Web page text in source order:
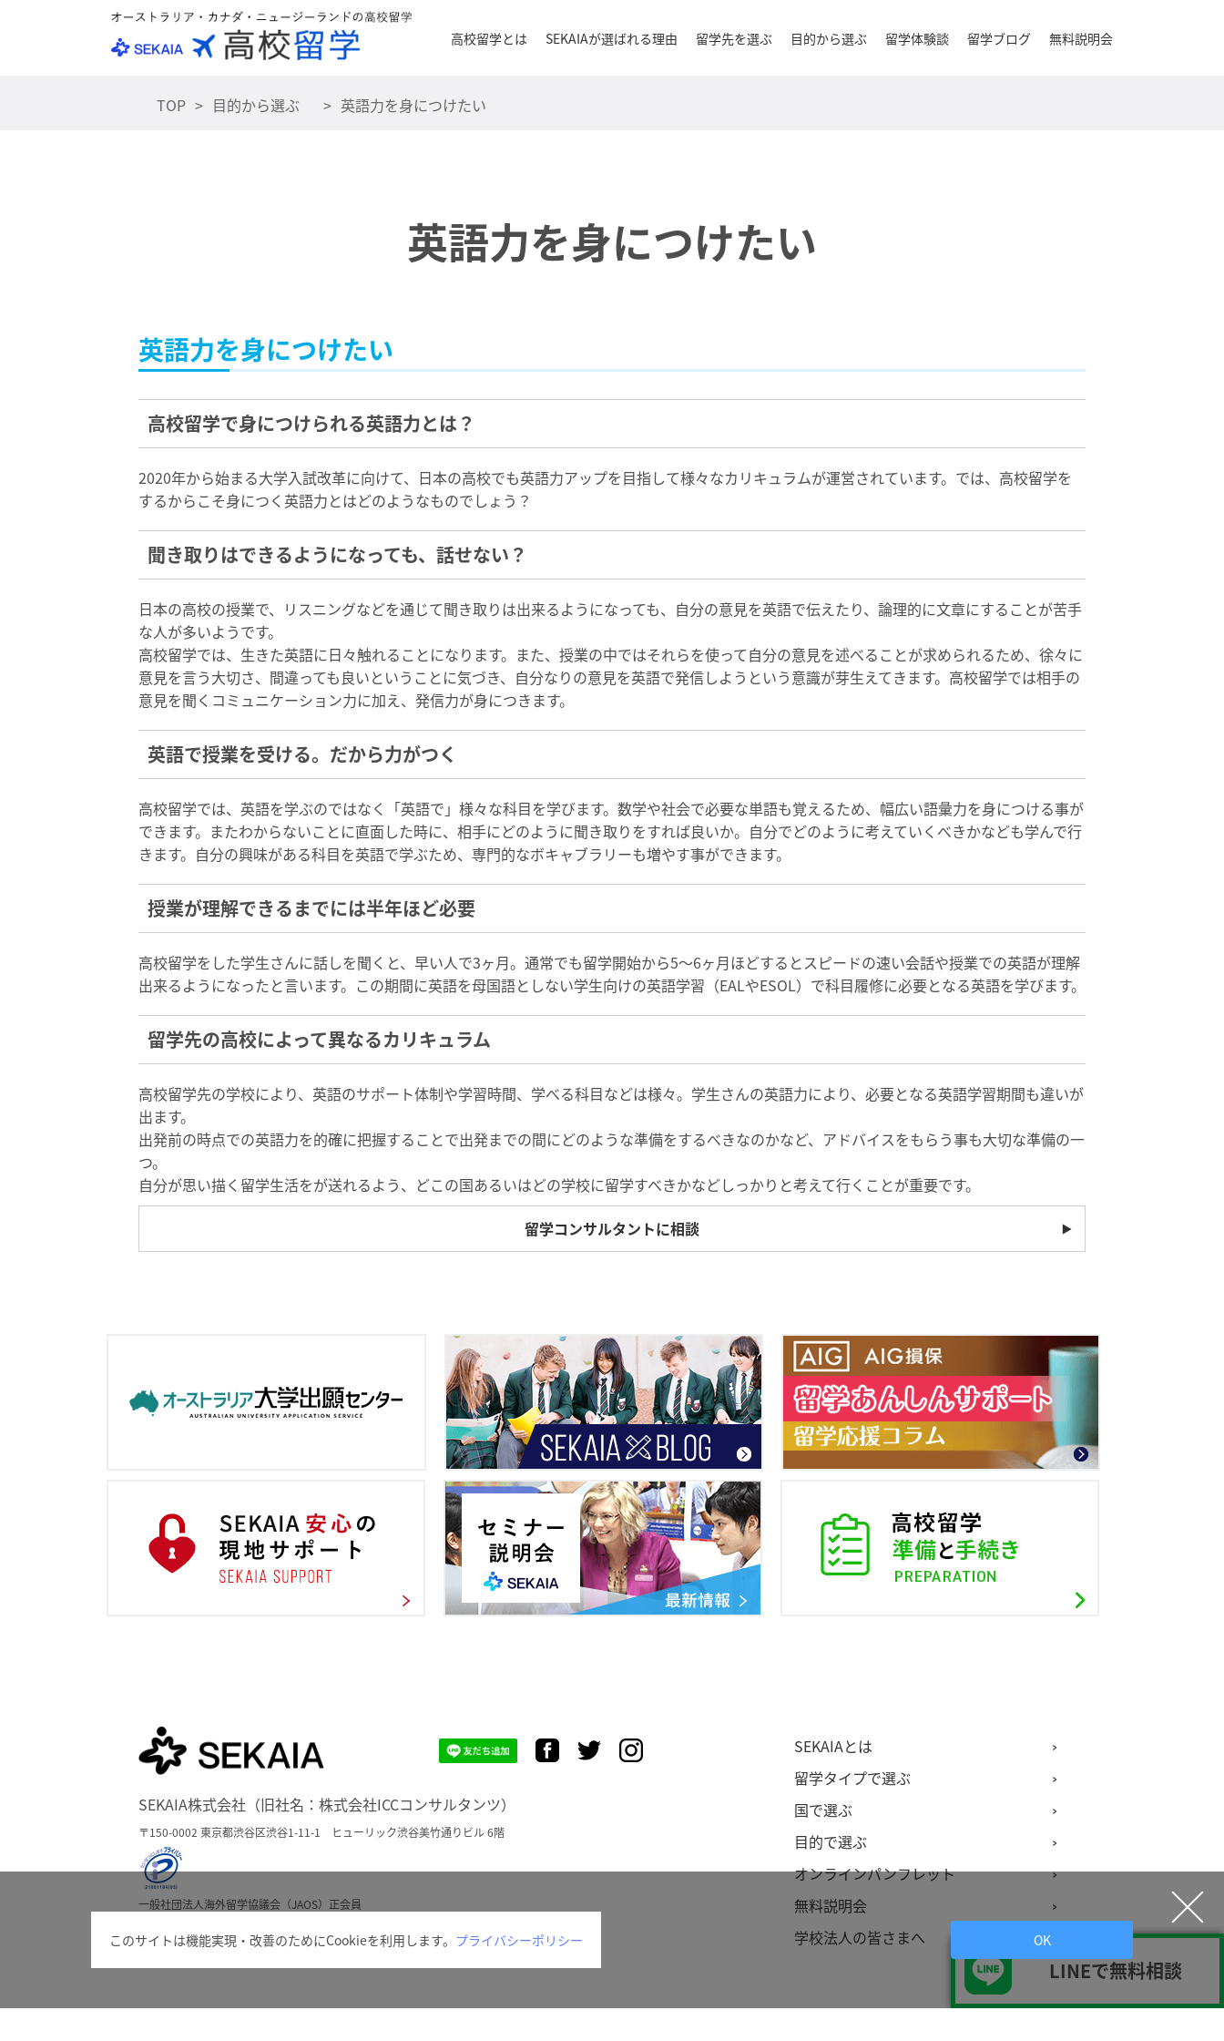
高校留学とは SEKAIAが選ばれる理由 留学先を選ぶ 目的から選ぶ 留学体験談 留学ブログ 無料説明会
TOP 目的から選ぶ 英語力を身につけたい
英語力を身につけたい
英語力を身につけたい
高校留学で身につけられる英語力とは？
2020年から始まる大学入試改革に向けて、日本の高校でも英語力アップを目指して様々なカリキュラムが運営されています。では、高校留学を
するからこそ身につく英語力とはどのようなものでしょう？
聞き取りはできるようになっても、話せない？
日本の高校の授業で、リスニングなどを通じて聞き取りは出来るようになっても、自分の意見を英語で伝えたり、論理的に文章にすることが苦手
な人が多いようです。
高校留学では、生きた英語に日々触れることになります。また、授業の中ではそれらを使って自分の意見を述べることが求められるため、徐々に
意見を言う大切さ、間違っても良いということに気づき、自分なりの意見を英語で発信しようという意識が芽生えてきます。高校留学では相手の
意見を聞くコミュニケーション力に加え、発信力が身につきます。
英語で授業を受ける。だから力がつく
高校留学では、英語を学ぶのではなく「英語で」様々な科目を学びます。数学や社会で必要な単語も覚えるため、幅広い語彙力を身につける事が
できます。またわからないことに直面した時に、相手にどのように聞き取りをすれば良いか。自分でどのように考えていくべきかなども学んで行
きます。自分の興味がある科目を英語で学ぶため、専門的なボキャブラリーも増やす事ができます。
授業が理解できるまでには半年ほど必要
高校留学をした学生さんに話しを聞くと、早い人で3ヶ月。通常でも留学開始から5〜6ヶ月ほどするとスピードの速い会話や授業での英語が理解
出来るようになったと言います。この期間に英語を母国語としない学生向けの英語学習（EALやESOL）で科目履修に必要となる英語を学びます。
留学先の高校によって異なるカリキュラム
高校留学先の学校により、英語のサポート体制や学習時間、学べる科目などは様々。学生さんの英語力により、必要となる英語学習期間も違いが
出ます。
出発前の時点での英語力を的確に把握することで出発までの間にどのような準備をするべきなのかなど、アドバイスをもらう事も大切な準備の一
つ。
自分が思い描く留学生活をが送れるよう、どこの国あるいはどの学校に留学すべきかなどしっかりと考えて行くことが重要です。
留学コンサルタントに相談
SEKAIAとは
留学タイプで選ぶ
国で選ぶ
目的で選ぶ
オンラインパンフレット
無料説明会
学校法人の皆さまへ
SEKAIA株式会社（旧社名：株式会社ICCコンサルタンツ）
〒150-0002 東京都渋谷区渋谷1-11-1 ヒューリック渋谷美竹通りビル 6階
一般社団法人海外留学協議会（JAOS）正会員
個別相談の予約
LINEで無料相談
このサイトは機能実現・改善のためにCookieを利用します。 プライバシーポリシー OK